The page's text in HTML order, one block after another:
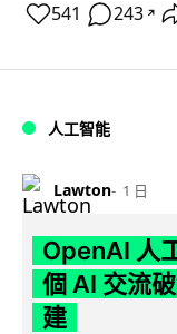
541 243 ↗
人工智能
Lawton 1 日
OpenAI 人
個 AI 交流
建